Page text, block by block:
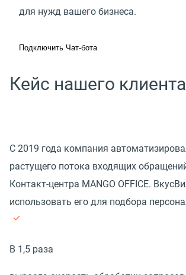
для нужд вашего бизнеса.
Подключить Чат-бота
Кейс нашего клиента
С 2019 года компания
растущего потока входящих
Контакт-центра MANGO OFFICE.
использовать его для подбора
В 1,5 раза